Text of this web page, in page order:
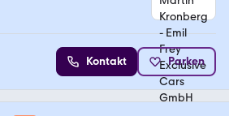
Kontakt Parken